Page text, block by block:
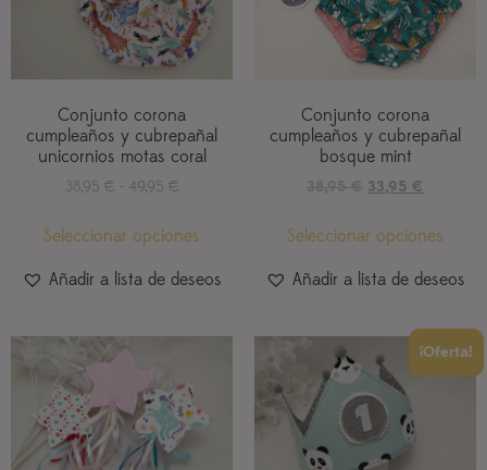
Conjunto corona
cumpleaños y cubrepañal
unicornios motas coral
38,95 € - 49,95 €
Seleccionar opciones
Añadir a lista de deseos
Conjunto corona
cumpleaños y cubrepañal
bosque mint
38,95€ 33,95 €
Seleccionar opciones
Añadir a lista de deseos
¡Oferta!